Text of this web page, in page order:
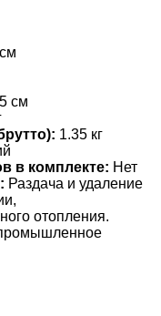
см
1.35 кг
в комплекте: Нет
Раздача и удаление
отопления.